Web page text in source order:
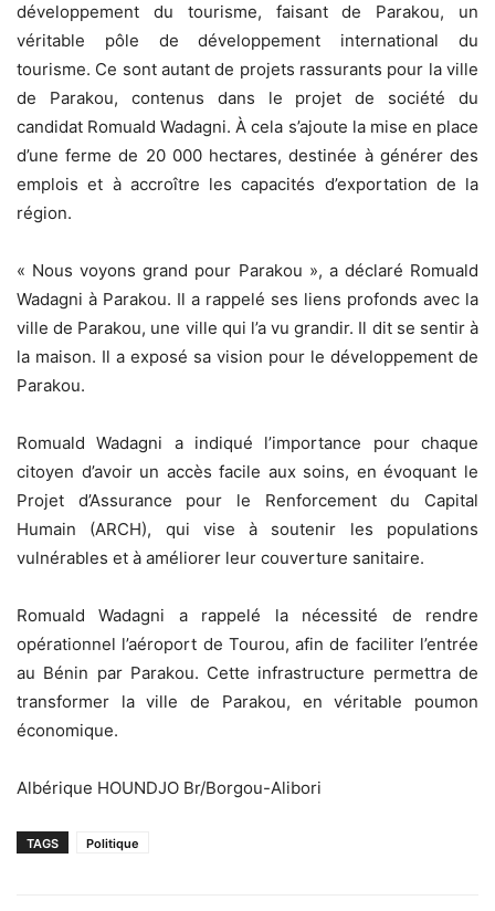
développement du tourisme, faisant de Parakou, un
véritable pôle de développement international du
tourisme. Ce sont autant de projets rassurants pour la ville
de Parakou, contenus dans le projet de société du
candidat Romuald Wadagni. À cela s’ajoute la mise en place
d’une ferme de 20 000 hectares, destinée à générer des
emplois et à accroître les capacités d’exportation de la
région.
« Nous voyons grand pour Parakou », a déclaré Romuald
Wadagni à Parakou. Il a rappelé ses liens profonds avec la
ville de Parakou, une ville qui l’a vu grandir. Il dit se sentir à
la maison. Il a exposé sa vision pour le développement de
Parakou.
Romuald Wadagni a indiqué l’importance pour chaque
citoyen d’avoir un accès facile aux soins, en évoquant le
Projet d’Assurance pour le Renforcement du Capital
Humain (ARCH), qui vise à soutenir les populations
vulnérables et à améliorer leur couverture sanitaire.
Romuald Wadagni a rappelé la nécessité de rendre
opérationnel l’aéroport de Tourou, afin de faciliter l’entrée
au Bénin par Parakou. Cette infrastructure permettra de
transformer la ville de Parakou, en véritable poumon
économique.
Albérique HOUNDJO Br/Borgou-Alibori
TAGS Politique